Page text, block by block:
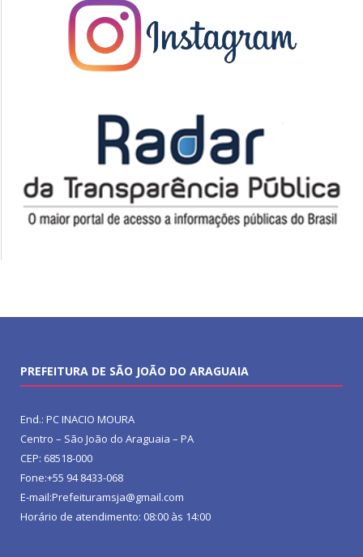
PREFEITURA DE SÃO JOÃO DO ARAGUAIA
End.: PC INACIO MOURA
Centro – São João do Araguaia – PA
CEP: 68518-000
Fone:+55 94 8433-068
E-mail:Prefeituramsja@gmail.com
Horário de atendimento: 08:00 às 14:00